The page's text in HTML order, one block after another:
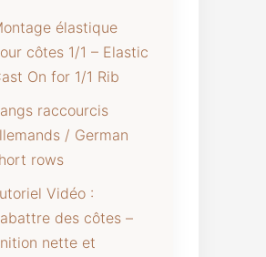
élastique
côtes 1/1 – Elastic
On for 1/1 Rib
raccourcis
/ German
rows
Vidéo :
des côtes –
nette et